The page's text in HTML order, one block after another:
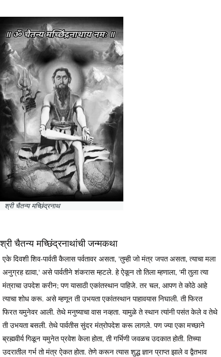
श्री चैतन्य मच्छिंद्रनाथ
श्री चैतन्य मच्छिंद्रनाथांची जन्मकथा
एके दिवशी शिव-पार्वती कैलास पर्वतावर असता, 'तुम्ही जो मंत्र जपत असता, त्याचा मला
अनुग्रह द्यावा,' असे पार्वतीने शंकरास म्हटले. हे ऐकून तो तिला म्हणाला, 'मी तुला त्या
मंत्राचा उपदेश करीन; पण यासाठी एकांतस्थान पाहिजे. तर चल, आपण ते कोठे आहे
त्याचा शोध करू. असे म्हणून ती उभयता एकांतस्थान पाहावयास निघाली. ती फिरत
फिरत यमुनेवर आली. तेथे मनुष्याचा वास नव्हता. यामुळे ते स्थान त्यांनी पसंत केले व तेथे
ती उभयता बसली. तेथे पार्वतीस सुंदर मंत्रोपदेश करू लागले. पण ज्या एका मच्छाने
ब्रह्मवीर्य गिळून यमुनेत प्रवेश केला होता, ती गर्भिणी जवळच उदकात होती. तिच्या
उदरातील गर्भ तो मंत्र ऐकत होता. तेणे करून त्यास शुद्ध ज्ञान प्राप्त झाले व द्वैतभाव